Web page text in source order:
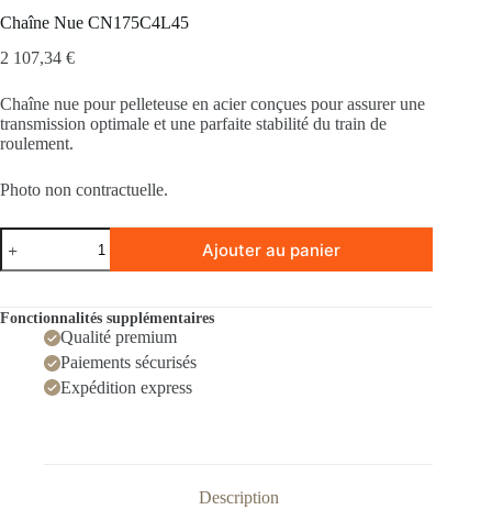
Chaîne Nue CN175C4L45
2 107,34 €
Chaîne nue pour pelleteuse en acier conçues pour assurer une
transmission optimale et une parfaite stabilité du train de
roulement.
Photo non contractuelle.
quantité
de
Chaîne
CN175C4L45
Ajouter au panier
Fonctionnalités supplémentaires
Qualité premium
Paiements sécurisés
Expédition express
Description